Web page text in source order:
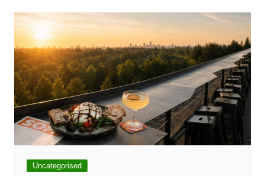
g
a
t
i
o
n
d
e
Uncategorised